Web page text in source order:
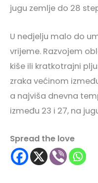
jugu zemlje do 28
U nedjelju malo do
vrijeme. Razvojem
kiše ili kratkotrajni
zraka većinom
a najviša dnevna
između 23 i 27, na
Spread the love